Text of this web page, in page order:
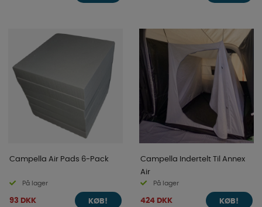
Campella Air Pads 6-Pack
På lager
93 DKK KØB!
Campella Indertelt Til Annex
Air
På lager
424 DKK KØB!